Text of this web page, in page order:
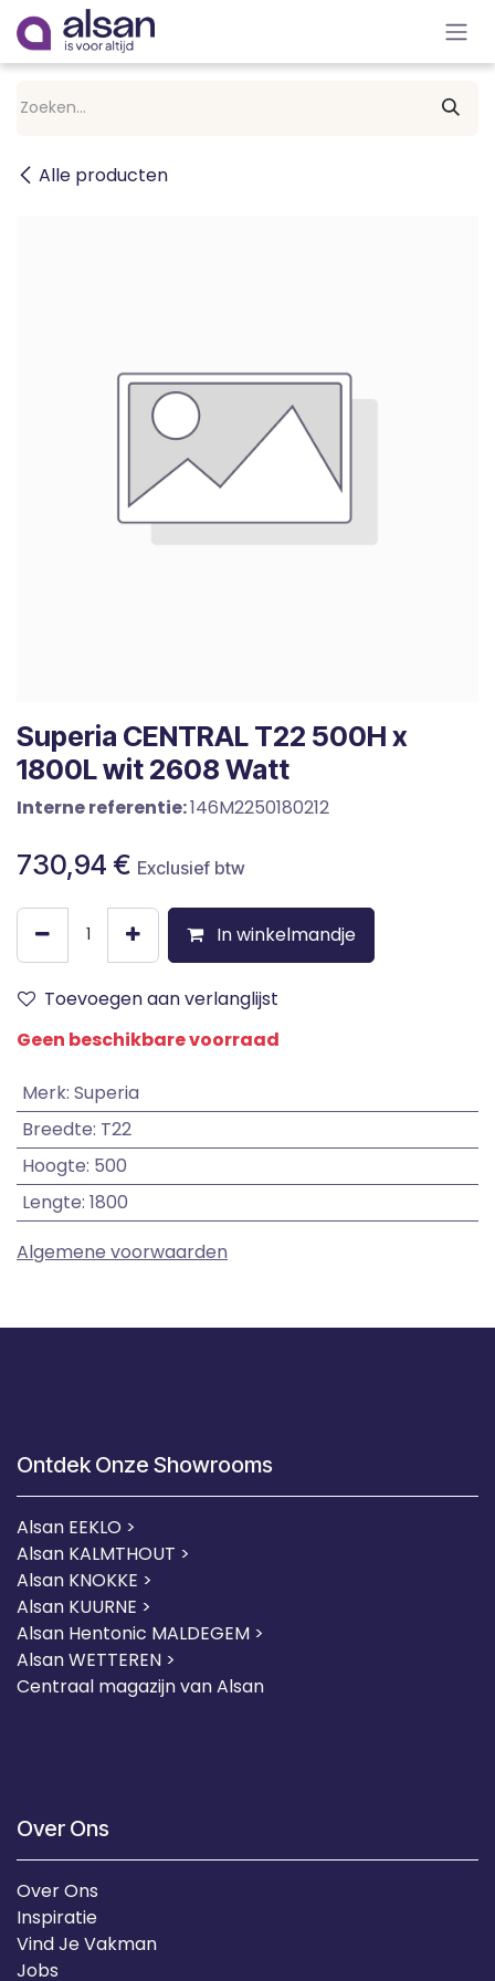
Overslaan naar inhoud
Alle producten
Superia CENTRAL T22 500H x
1800L wit 2608 Watt
Interne referentie:146M2250180212
730,94 € Exclusief btw
In winkelmandje
Toevoegen aan verlanglijst
Geen beschikbare voorraad
Merk: Superia
Breedte: T22
Hoogte: 500
Lengte: 1800
Algemene voorwaarden
Ontdek Onze Showrooms
Alsan EEKLO >
Alsan KALMTHOUT >
Alsan KNOKKE >
Alsan KUURNE >
Alsan Hentonic MALDEGEM >
Alsan WETTEREN >
Centraal magazijn van Alsan
Over Ons
Over Ons
Inspiratie
Vind Je Vakman
Jobs